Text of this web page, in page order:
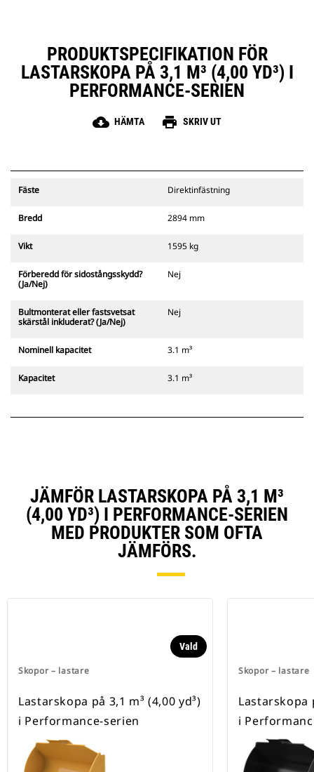
PRODUKTSPECIFIKATION FÖR
LASTARSKOPA PÅ 3,1 M³ (4,00 YD³) I
PERFORMANCE-SERIEN
cloud_download HÄMTA print SKRIV UT
Fäste Direktinfästning
Bredd 2894 mm
Vikt 1595 kg
Förberedd för sidostångsskydd?
(Ja/Nej)
Nej
Bultmonterat eller fastsvetsat
skärstål inkluderat? (Ja/Nej)
Nej
Nominell kapacitet 3.1 m³
Kapacitet 3.1 m³
JÄMFÖR LASTARSKOPA PÅ 3,1 M³
(4,00 YD³) I PERFORMANCE-SERIEN
MED PRODUKTER SOM OFTA
JÄMFÖRS.
Skopor – lastare
Vald
Lastarskopa på 3,1 m³ (4,00 yd³)
i Performance-serien
Skopor – lastare
Lastarskopa
i